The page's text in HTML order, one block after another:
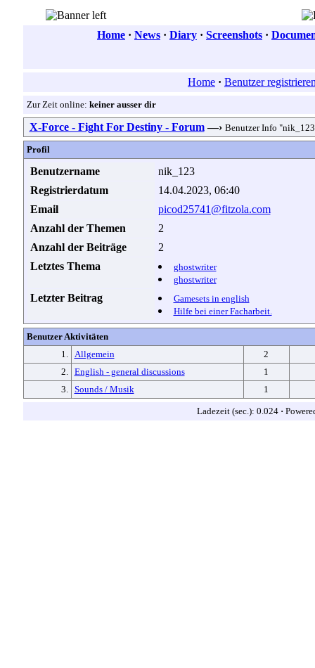
Home · News · Diary · Screenshots ·
Home · Benutzer
Zur Zeit online: keiner ausser dir
X-Force - Fight For Destiny - Forum —› Benutzer Info
Profil
Benutzername
nik_123
Registrierdatum
14.04.2023, 06:40
Email
picod25741@fitzola.com
Anzahl der Themen
2
Anzahl der Beiträge
2
Letztes Thema
ghostwriter
ghostwriter
Letzter Beitrag
Gamesets in english
Hilfe bei einer Facharbeit.
Benutzer Aktivitäten
1.
Allgemein
2
2.
English - general discussions
1
3.
Sounds / Musik 1
Ladezeit (sec.): 0.024 ·